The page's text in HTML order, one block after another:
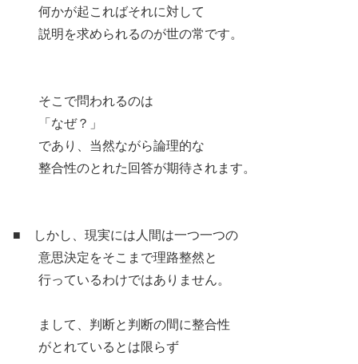
何かが起こればそれに対して
説明を求められるのが世の常です。
そこで問われるのは
「なぜ？」
であり、当然ながら論理的な
整合性のとれた回答が期待されます。
■ しかし、現実には人間は一つ一つの
意思決定をそこまで理路整然と
行っているわけではありません。
まして、判断と判断の間に整合性
がとれているとは限らず